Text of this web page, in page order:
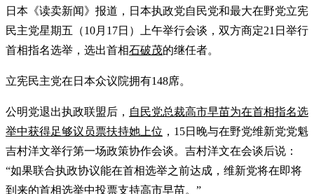
日本《读卖新闻》报道，日本执政党自民党和最大在野党立宪
民主党星期五（10月17日）上午举行会谈，双方商定21日举行
首相指名选举，选出首相石破茂的继任者。
立宪民主党在日本众议院拥有148席。
公明党退出执政联盟后， 自民党总裁高市早苗为在首相指名选
举中获得足够议员票扶持她上位 ，15日晚与在野党维新党党魁
吉村洋文举行第一场政策协作会谈。吉村洋文在会谈后说：
“如果联合执政协议能在首相选举之前达成，维新党将在即将
到来的首相选举中投票支持高市早苗。”